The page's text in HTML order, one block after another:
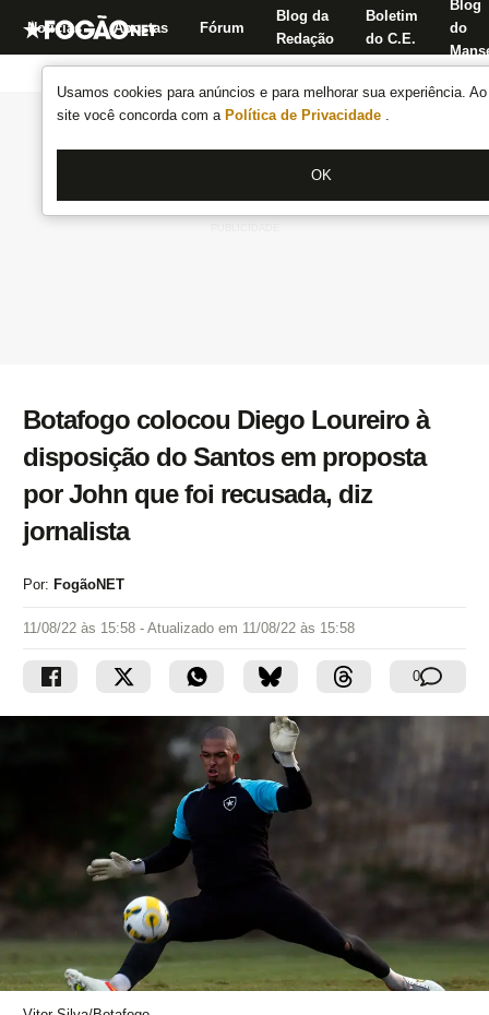
Usamos cookies para anúncios e para melhorar sua experiência.
site você concorda com a Política de Privacidade .
OK
Notícias Apostas Fórum
Blog da
Redação
Boletim
do C.E.
Blog
do
Botafogo colocou Diego Loureiro à
disposição do Santos em proposta
por John que foi recusada, diz
jornalista
Por: FogãoNET
11/08/22 às 15:58 - Atualizado em 11/08/22 às 15:58
0